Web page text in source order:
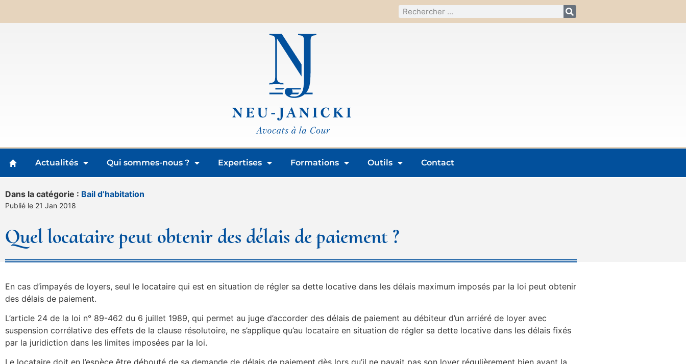
Actualités Qui sommes-nous ? Expertises Formations Outils Contact
Dans la catégorie : Bail d’habitation
Publié le 21 Jan 2018
Quel locataire peut obtenir des délais de paiement ?
En cas d’impayés de loyers, seul le locataire qui est en situation de régler sa dette locative dans les délais maximum imposés par la loi peut obtenir
des délais de paiement.
L’article 24 de la loi n° 89-462 du 6 juillet 1989, qui permet au juge d’accorder des délais de paiement au débiteur d’un arriéré de loyer avec
suspension corrélative des effets de la clause résolutoire, ne s’applique qu’au locataire en situation de régler sa dette locative dans les délais fixés
par la juridiction dans les limites imposées par la loi.